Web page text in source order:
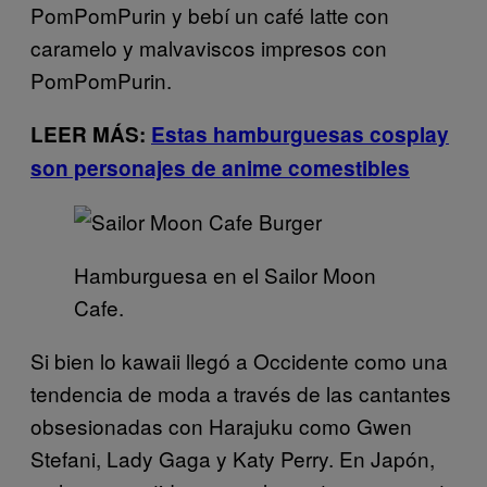
PomPomPurin y bebí un café latte con
caramelo y malvaviscos impresos con
PomPomPurin.
LEER MÁS: Estas hamburguesas cosplay
son personajes de anime comestibles
Hamburguesa en el Sailor Moon
Cafe.
Si bien lo kawaii llegó a Occidente como una
tendencia de moda a través de las cantantes
obsesionadas con Harajuku como Gwen
Stefani, Lady Gaga y Katy Perry. En Japón,